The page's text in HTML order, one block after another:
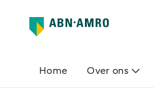
Home Over ons